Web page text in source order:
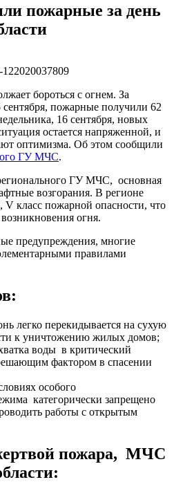
пожарные за день
бороться с огнем. За
пожарные получили 62
16 сентября, новых
остается напряженной, и
оптимизма. Об этом сообщили
ГУ МЧС.
ГУ МЧС, основная
возгорания. В регионе
V класс пожарной опасности, что
огня.
предупреждения, многие
правилами
легко перекидывается на сухую
к уничтожению жилых домов;
воды в критический
фактором в спасении
особого
категорически запрещено
работы с открытым
пожара, МЧС